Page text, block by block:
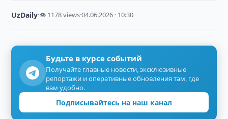
UzDaily·👁 1178 views·04.06.2026 · 10:30
Будьте в курсе событий
Получайте главные новости, эксклюзивные
репортажи и оперативные обновления там, где
вам удобно.
Подписывайтесь на наш канал